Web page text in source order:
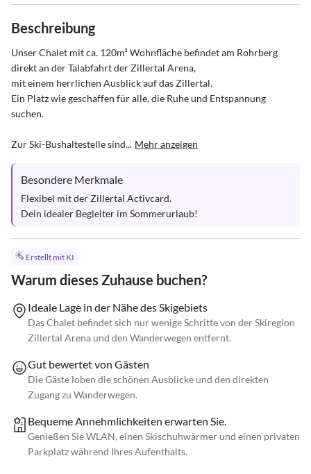
Beschreibung
Unser Chalet mit ca. 120m² Wohnfläche befindet am Rohrberg
direkt an der Talabfahrt der Zillertal Arena,
mit einem herrlichen Ausblick auf das Zillertal.
Ein Platz wie geschaffen für alle, die Ruhe und Entspannung
suchen.
Zur Ski-Bushaltestelle sind... Mehr anzeigen
Besondere Merkmale
Flexibel mit der Zillertal Activcard.
Dein idealer Begleiter im Sommerurlaub!
Erstellt mit KI
Warum dieses Zuhause buchen?
Ideale Lage in der Nähe des Skigebiets
Das Chalet befindet sich nur wenige Schritte von der Skiregion
Zillertal Arena und den Wanderwegen entfernt.
Gut bewertet von Gästen
Die Gäste loben die schönen Ausblicke und den direkten
Zugang zu Wanderwegen.
Bequeme Annehmlichkeiten erwarten Sie.
Genießen Sie WLAN, einen Skischuhwärmer und einen privaten
Parkplatz während Ihres Aufenthalts.